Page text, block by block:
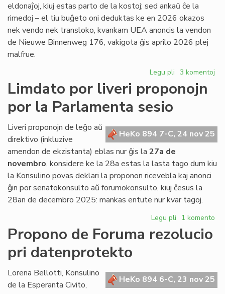
eldonaĵoj, kiuj estas parto de la kostoj; sed ankaŭ ĉe la
rimedoj – el tiu buĝeto oni deduktas ke en 2026 okazos
nek vendo nek transloko, kvankam UEA anoncis la vendon
de Nieuwe Binnenweg 176, vakigota ĝis aprilo 2026 plej
malfrue.
Legu pli pri
vere
transloko
en
3 komentoj
Limdato por liveri proponojn
por la Parlamenta sesio
HeKo 894 7-C, 24 nov 25
Liveri proponojn de leĝo aŭ
direktivo (inkluzive
amendon de ekzistanta) eblas nur ĝis la 27a de
novembro, konsidere ke la 28a estas la lasta tago dum kiu
la Konsulino povas deklari la proponon ricevebla kaj anonci
ĝin por senatokonsulto aŭ forumokonsulto, kiuj ĉesus la
28an de decembro 2025: mankas entute nur kvar tagoj.
Legu pli pri
Limdato
por
por
la
1 komento
Propono de Foruma rezolucio
pri datenprotekto
HeKo 894 6-C, 23 nov 25
Lorena Bellotti, Konsulino
de la Esperanta Civito,